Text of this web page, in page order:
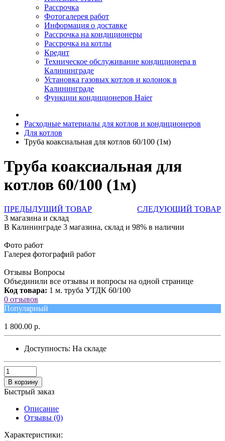
Рассрочка
Фотогалерея работ
Информация о доставке
Рассрочка на кондиционеры
Рассрочка на котлы
Кредит
Техническое обслуживание кондиционера в
Калининграде
Установка газовых котлов и колонок в
Калининграде
Функции кондиционеров Haier
Расходные материалы для котлов и кондиционеров
Для котлов
Труба коаксиальная для котлов 60/100 (1м)
Труба коаксиальная для
котлов 60/100 (1м)
ПРЕДЫДУЩИЙ ТОВАР
СЛЕДУЮЩИЙ ТОВАР
3 магазина и склад
В Калининграде 3 магазина, склад и 98% в наличии
Фото работ
Галерея фотографий работ
Отзывы Вопросы
Объединили все отзывы и вопросы на одной странице
Код товара: 1 м. труба УТДК 60/100
0 отзывов
Популярный
1 800.00 р.
Доступность: На складе
В корзину
Быстрый заказ
Описание
Отзывы (0)
Характеристики: